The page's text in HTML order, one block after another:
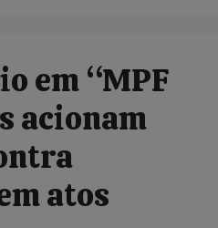
em “MPF
acionam
atos